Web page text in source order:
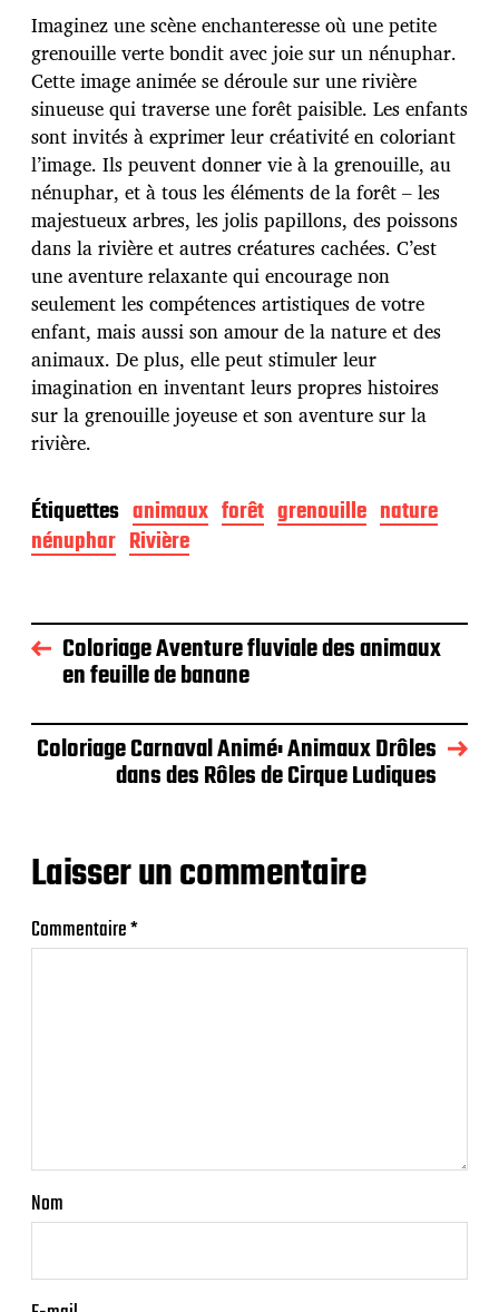
e
d
e
p
u
b
l
i
c
a
t
i
o
n
Imaginez une scène enchanteresse où une petite
grenouille verte bondit avec joie sur un nénuphar.
Cette image animée se déroule sur une rivière
sinueuse qui traverse une forêt paisible. Les enfants
sont invités à exprimer leur créativité en coloriant
l’image. Ils peuvent donner vie à la grenouille, au
nénuphar, et à tous les éléments de la forêt – les
majestueux arbres, les jolis papillons, des poissons
dans la rivière et autres créatures cachées. C’est
une aventure relaxante qui encourage non
seulement les compétences artistiques de votre
enfant, mais aussi son amour de la nature et des
animaux. De plus, elle peut stimuler leur
imagination en inventant leurs propres histoires
sur la grenouille joyeuse et son aventure sur la
rivière.
Étiquettes animaux forêt grenouille nature
nénuphar Rivière
Coloriage Aventure fluviale des animaux
en feuille de banane
Coloriage Carnaval Animé: Animaux Drôles
dans des Rôles de Cirque Ludiques
Laisser un commentaire
Commentaire*
Nom